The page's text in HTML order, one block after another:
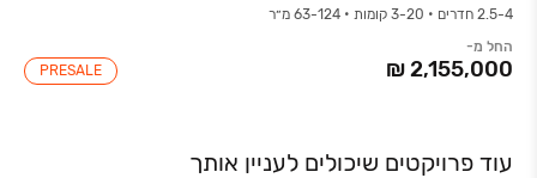
2.5-4 חדרים • 3-20 קומות • 63-124 מ״ר
החל מ-
PRESALE
עוד פרויקטים שיכולים לעניין אותך